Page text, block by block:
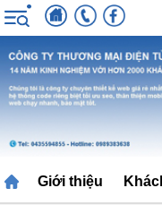
Giới thiệu